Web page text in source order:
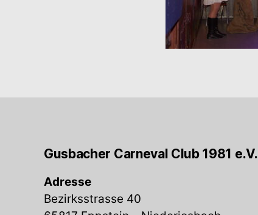
Gusbacher Carneval Club 1981 e.V.
Adresse
Bezirksstrasse 40